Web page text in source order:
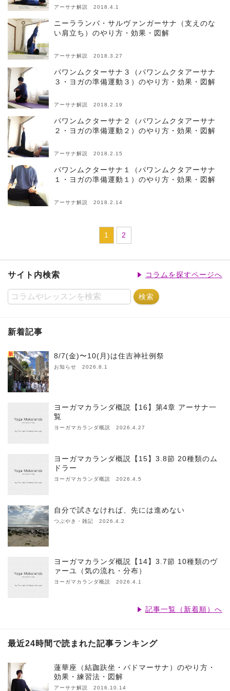
アーサナ解説 2018.4.1
ニーラランバ・サルヴァンガーサナ（支えのな
い肩立ち）のやり方・効果・図解
アーサナ解説 2018.3.27
パワンムクターサナ３（パワンムクタアーサナ
３・ヨガの準備運動３）のやり方・効果・図解
アーサナ解説 2018.2.19
パワンムクターサナ２（パワンムクタアーサナ
２・ヨガの準備運動２）のやり方・効果・図解
アーサナ解説 2018.2.15
パワンムクターサナ１（パワンムクタアーサナ
１・ヨガの準備運動１）のやり方・効果・図解
アーサナ解説 2018.2.14
1 2
サイト内検索 コラムを探すページへ
新着記事
新 8/7(金)〜10(月)は住吉神社例祭
お知らせ 2026.8.1
ヨーガマカランダ概説【16】第4章 アーサナ一
覧
ヨーガマカランダ概説 2026.4.27
ヨーガマカランダ概説【15】3.8節 20種類のム
ドラー
ヨーガマカランダ概説 2026.4.5
自分で試さなければ、先には進めない
つぶやき・雑記 2026.4.2
ヨーガマカランダ概説【14】3.7節 10種類のヴ
ァーユ（気の流れ・分布）
ヨーガマカランダ概説 2026.4.1
記事一覧（新着順）へ
最近24時間で読まれた記事ランキング
蓮華座（結跏趺坐・パドマーサナ）のやり方・
効果・練習法・図解
アーサナ解説 2016.10.14